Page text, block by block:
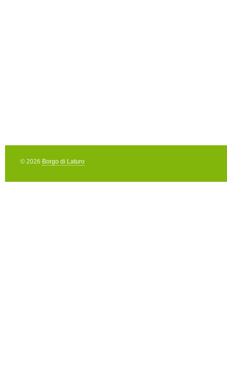
© 2026 Borgo di Laturo